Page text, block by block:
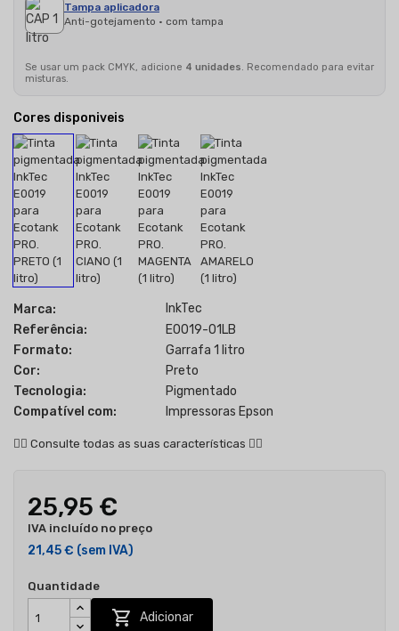
Tampa aplicadora
Anti-gotejamento · com tampa
Se usar um pack CMYK, adicione 4 unidades. Recomendado para evitar
misturas.
Cores disponiveis
Marca:
InkTec
Referência:
E0019-01LB
Formato:
Garrafa 1 litro
Cor:
Preto
Tecnologia:
Pigmentado
Compatível com:
Impressoras Epson
👇🏻 Consulte todas as suas características 👇🏻
25,95 €
IVA incluído no preço
21,45 € (sem IVA)
Quantidade
 Adicionar